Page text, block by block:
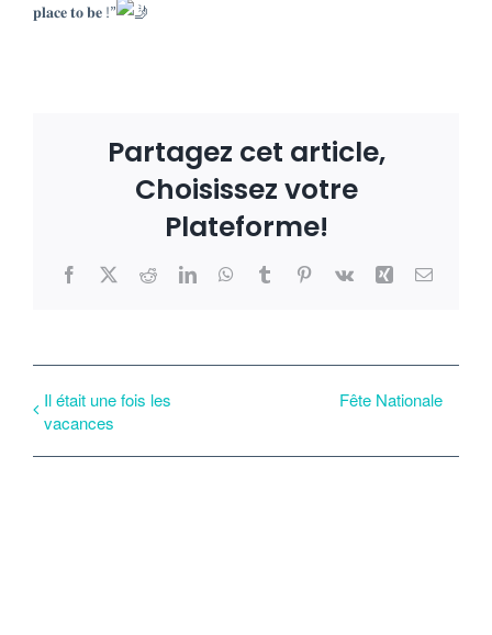
𝐩𝐥𝐚𝐜𝐞 𝐭𝐨 𝐛𝐞 !”
Partagez cet article,
Choisissez votre
Plateforme!
Facebook
X RedditLinkedInWhatsApp
TumblrPinterest
Vk Xing Email
Il était une fois les
vacances
Fête Nationale